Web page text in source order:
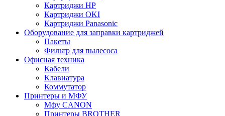
Картриджи HP
Картриджи OKI
Картриджи Panasonic
Оборудование для заправки картриджей
Пакеты
Фильтр для пылесоса
Офисная техника
Кабели
Клавиатура
Коммутатор
Принтеры и МФУ
Мфу CANON
Принтеры BROTHER